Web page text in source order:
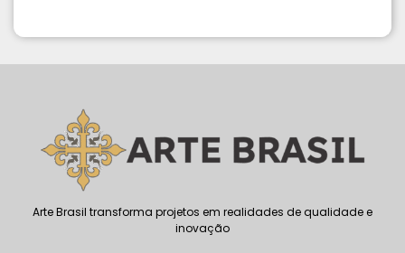
Arte Brasil transforma projetos em realidades de qualidade e
inovação